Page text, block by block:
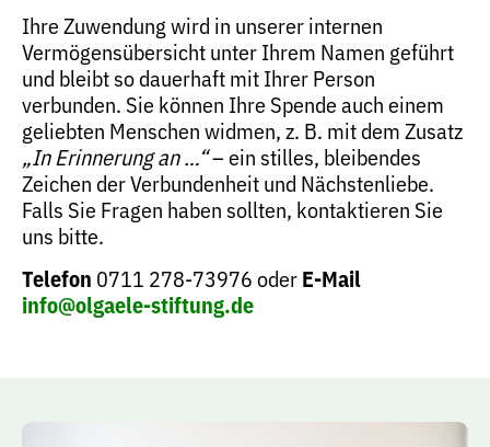
Ihre Zuwendung wird in unserer internen
Vermögensübersicht unter Ihrem Namen geführt
und bleibt so dauerhaft mit Ihrer Person
verbunden. Sie können Ihre Spende auch einem
geliebten Menschen widmen, z. B. mit dem Zusatz
„In Erinnerung an …“– ein stilles, bleibendes
Zeichen der Verbundenheit und Nächstenliebe.
Falls Sie Fragen haben sollten, kontaktieren Sie
uns bitte.
Telefon 0711 278-73976 oderE-Mail
info@olgaele-stiftung.de